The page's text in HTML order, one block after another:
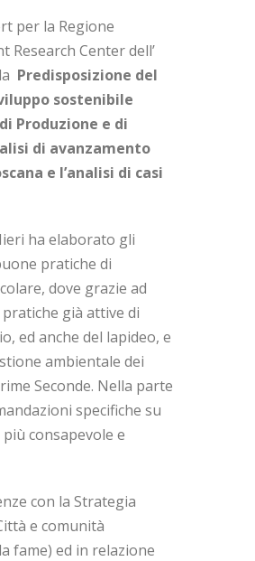
per la Regione
Research Center dell’
Predisposizione del
sostenibile
Produzione e di
di avanzamento
e l’analisi di casi
ha elaborato gli
pratiche di
dove grazie ad
già attive di
ed anche del lapideo, e
ambientale dei
Seconde. Nella parte
specifiche su
consapevole e
con la Strategia
e comunità
fame) ed in relazione